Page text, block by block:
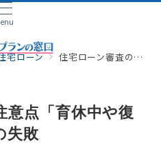
宅ローン 住宅ローン審査の注意点「育休中や復帰後の時短勤務」の失敗
意点「育休中や復
失敗